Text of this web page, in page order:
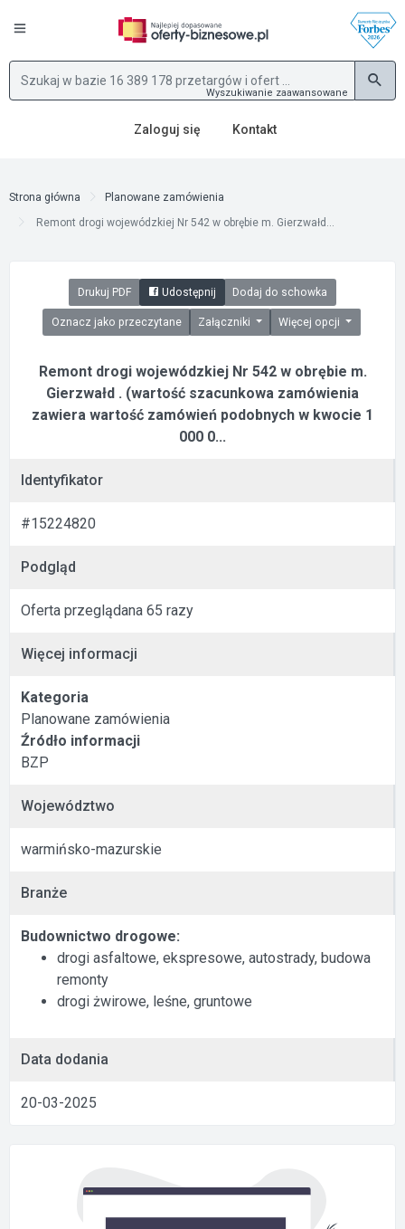
Wyszukiwanie zaawansowane
Zaloguj się Kontakt
Strona główna
Planowane zamówienia
Remont drogi wojewódzkiej Nr 542 w obrębie m. Gierzwałd...
Drukuj PDF Udostępnij Dodaj do schowka
Oznacz jako przeczytane Załączniki Więcej opcji
Remont drogi wojewódzkiej Nr 542 w obrębie m.
Gierzwałd . (wartość szacunkowa zamówienia
zawiera wartość zamówień podobnych w kwocie 1
000 0...
Identyfikator
#15224820
Podgląd
Oferta przeglądana 65 razy
Więcej informacji
Kategoria
Planowane zamówienia
Źródło informacji
BZP
Województwo
warmińsko-mazurskie
Branże
Budownictwo drogowe:
drogi asfaltowe, ekspresowe, autostrady, budowa
remonty
drogi żwirowe, leśne, gruntowe
Data dodania
20-03-2025